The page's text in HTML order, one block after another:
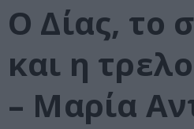
Ο Δίας, το
και η
– Μαρία